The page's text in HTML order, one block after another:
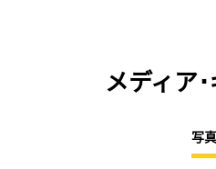
メディア
写真